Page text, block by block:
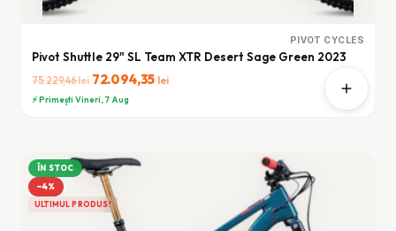
PIVOT CYCLES
Pivot Shuttle 29" SL Team XTR Desert Sage Green 2023
75.229,46lei Prețul
inițial
75.229,46 lei.
72.094,35 leiPrețul
⚡ Primești Vineri, 7 Aug
ÎN STOC
−4%
ULTIMUL PRODUS!